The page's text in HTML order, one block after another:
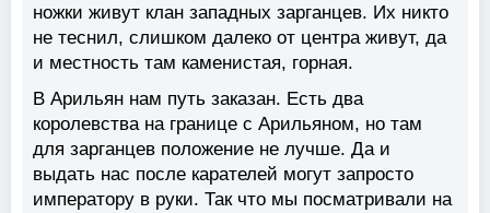
ножки живут клан западных зарганцев. Их никто
не теснил, слишком далеко от центра живут, да
и местность там каменистая, горная.
В Арильян нам путь заказан. Есть два
королевства на границе с Арильяном, но там
для зарганцев положение не лучше. Да и
выдать нас после карателей могут запросто
императору в руки. Так что мы посматривали на